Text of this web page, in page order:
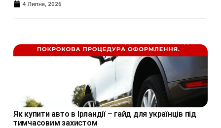
4 Липня, 2026
Як купити авто в Ірландії – гайд для українців під
тимчасовим захистом